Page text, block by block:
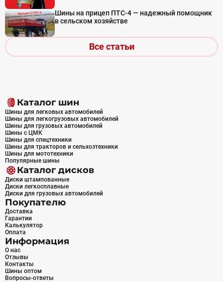
Шины на прицеп ПТС-4 — надежный помощник
в сельском хозяйстве
Все статьи
Каталог шин
Шины для легковых автомобилей
Шины для легкогрузовых автомобилей
Шины для грузовых автомобилей
Шины с ЦМК
Шины для спецтехники
Шины для тракторов и сельхозтехники
Шины для мототехники
Популярные шины
Каталог дисков
Диски штампованные
Диски легкосплавные
Диски для грузовых автомобилей
Покупателю
Доставка
Гарантии
Калькулятор
Оплата
Информация
О нас
Отзывы
Контакты
Шины оптом
Вопросы-ответы